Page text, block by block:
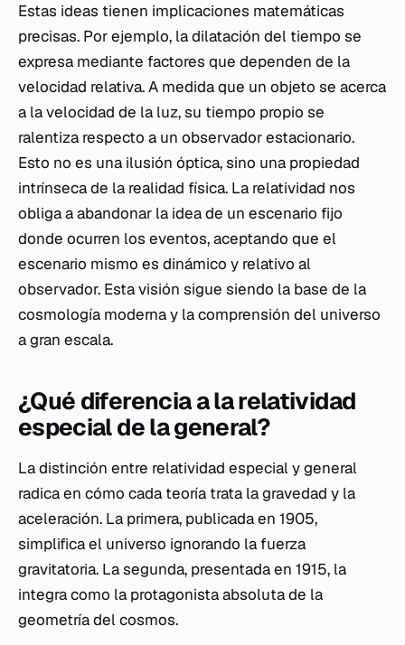
Estas ideas tienen implicaciones matemáticas
precisas. Por ejemplo, la dilatación del tiempo se
expresa mediante factores que dependen de la
velocidad relativa. A medida que un objeto se acerca
a la velocidad de la luz, su tiempo propio se
ralentiza respecto a un observador estacionario.
Esto no es una ilusión óptica, sino una propiedad
intrínseca de la realidad física. La relatividad nos
obliga a abandonar la idea de un escenario fijo
donde ocurren los eventos, aceptando que el
escenario mismo es dinámico y relativo al
observador. Esta visión sigue siendo la base de la
cosmología moderna y la comprensión del universo
a gran escala.
¿Qué diferencia a la relatividad
especial de la general?
La distinción entre relatividad especial y general
radica en cómo cada teoría trata la gravedad y la
aceleración. La primera, publicada en 1905,
simplifica el universo ignorando la fuerza
gravitatoria. La segunda, presentada en 1915, la
integra como la protagonista absoluta de la
geometría del cosmos.